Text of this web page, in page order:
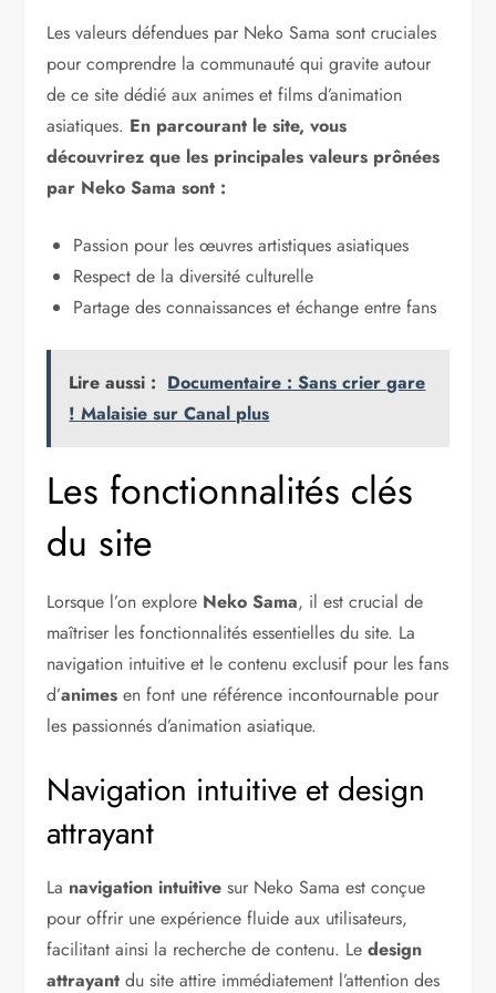
Les valeurs défendues par Neko Sama sont cruciales
pour comprendre la communauté qui gravite autour
de ce site dédié aux animes et films d’animation
asiatiques. En parcourant le site, vous
découvrirez que les principales valeurs prônées
par Neko Sama sont :
Passion pour les œuvres artistiques asiatiques
Respect de la diversité culturelle
Partage des connaissances et échange entre fans
Lire aussi : Documentaire : Sans crier gare
! Malaisie sur Canal plus
Les fonctionnalités clés
du site
Lorsque l’on explore Neko Sama, il est crucial de
maîtriser les fonctionnalités essentielles du site. La
navigation intuitive et le contenu exclusif pour les fans
d’animes en font une référence incontournable pour
les passionnés d’animation asiatique.
Navigation intuitive et design
attrayant
La navigation intuitive sur Neko Sama est conçue
pour offrir une expérience fluide aux utilisateurs,
facilitant ainsi la recherche de contenu. Ledesign
attrayant du site attire immédiatement l’attention des